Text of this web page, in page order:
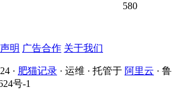
580
明 广告合作 关于我们
· 肥猫记录 · 运维 · 托管于 阿里云 · 鲁
号-1